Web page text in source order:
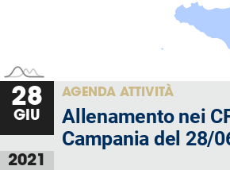
Whistleblowing
28
GIU
2021
AGENDA ATTIVITÀ
Allenamento nei
Campania del 28/